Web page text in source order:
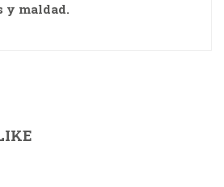
y maldad.